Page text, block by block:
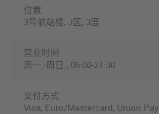
位置
3号航站楼, J区, 3层
营业时间
周一.-周日., 06:00-21:30
支付方式
Visa, Euro/Mastercard, Union Pay